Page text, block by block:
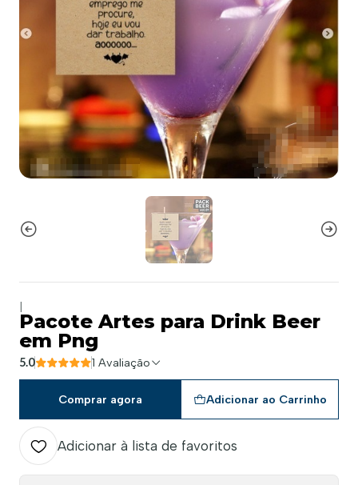
Pacote Artes para Drink Beer
em Png
5.0 1 Avaliação
Adicionar ao Carrinho
Comprar agora
Adicionar à lista de favoritos